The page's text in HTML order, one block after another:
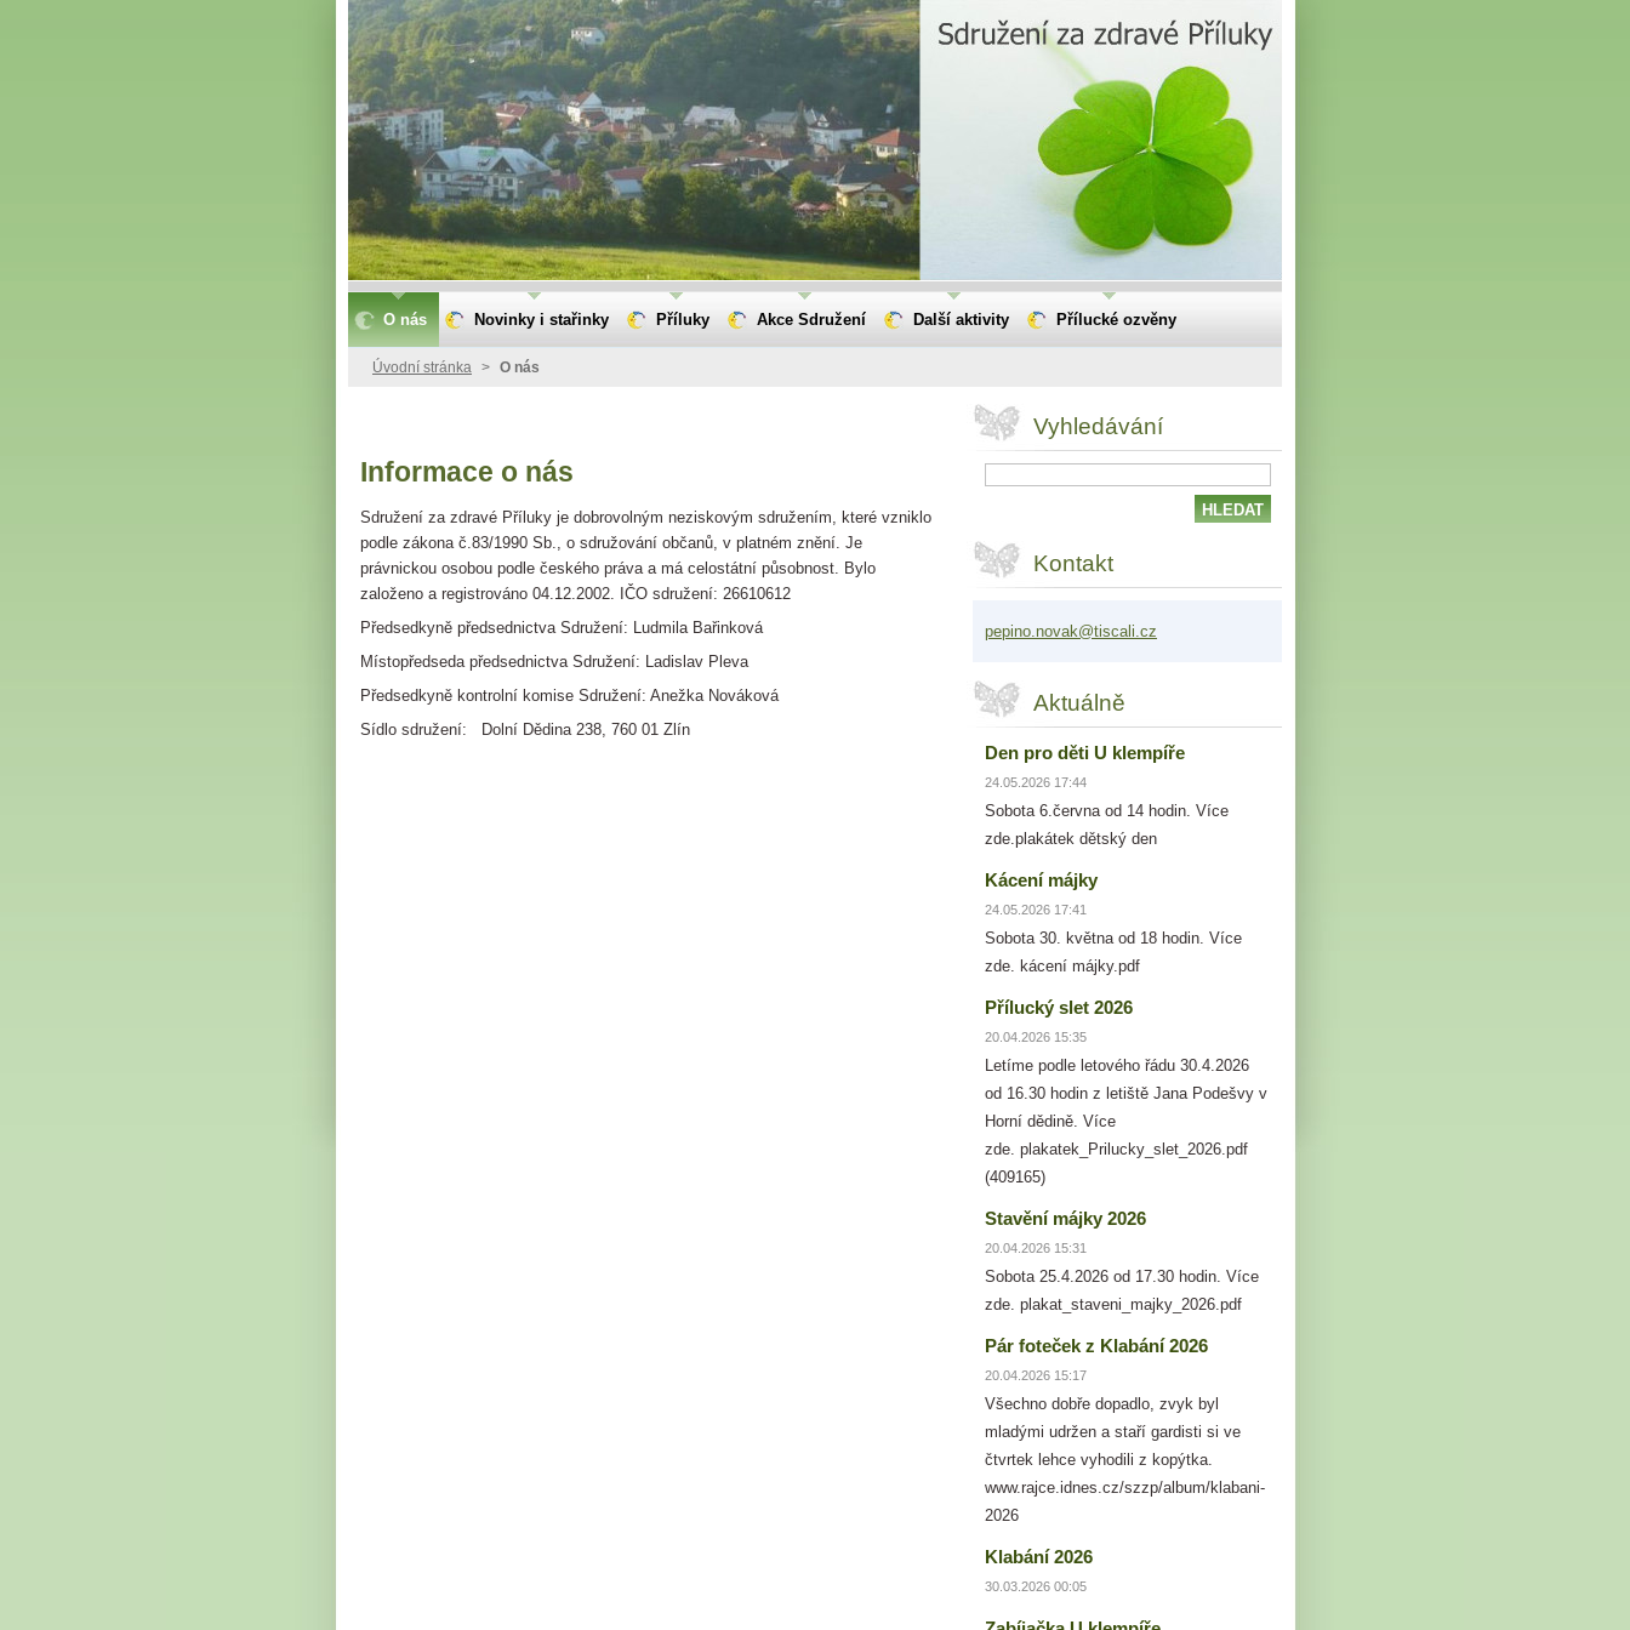
Úvodní stránka > O nás
Informace o nás
Sdružení za zdravé Příluky je dobrovolným neziskovým sdružením, které vzniklo
podle zákona č.83/1990 Sb., o sdružování občanů, v platném znění. Je
právnickou osobou podle českého práva a má celostátní působnost. Bylo
založeno a registrováno 04.12.2002. IČO sdružení: 26610612
Předsedkyně předsednictva Sdružení: Ludmila Bařinková
Místopředseda předsednictva Sdružení: Ladislav Pleva
Předsedkyně kontrolní komise Sdružení: Anežka Nováková
Sídlo sdružení: Dolní Dědina 238, 760 01 Zlín
Vyhledávání
Kontakt
pepino.novak@tiscali.cz
Aktuálně
Den pro děti U klempíře
24.05.2026 17:44
Sobota 6.června od 14 hodin. Více
zde.plakátek dětský den
Kácení májky
24.05.2026 17:41
Sobota 30. května od 18 hodin. Více
zde. kácení májky.pdf
Přílucký slet 2026
20.04.2026 15:35
Letíme podle letového řádu 30.4.2026
od 16.30 hodin z letiště Jana Podešvy v
Horní dědině. Více
zde. plakatek_Prilucky_slet_2026.pdf
(409165)
Stavění májky 2026
20.04.2026 15:31
Sobota 25.4.2026 od 17.30 hodin. Více
zde. plakat_staveni_majky_2026.pdf
Pár foteček z Klabání 2026
20.04.2026 15:17
Všechno dobře dopadlo, zvyk byl
mladými udržen a staří gardisti si ve
čtvrtek lehce vyhodili z kopýtka.
www.rajce.idnes.cz/szzp/album/klabani-
2026
Klabání 2026
30.03.2026 00:05
O nás Novinky i stařinky Příluky Akce Sdružení Další aktivity Přílucké ozvěny